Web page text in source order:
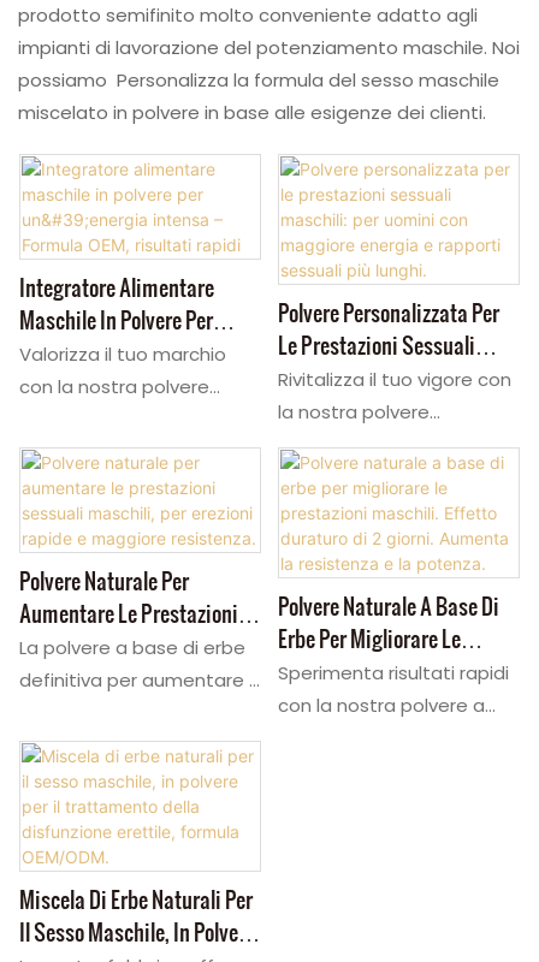
prodotto semifinito molto conveniente adatto agli
impianti di lavorazione del potenziamento maschile. Noi
possiamo Personalizza la formula del sesso maschile
miscelato in polvere in base alle esigenze dei clienti.
Integratore Alimentare
Maschile In Polvere Per
Un'energia Intensa – Formula
OEM, Risultati Rapidi
Valorizza il tuo marchio
con la nostra polvere
sfusa. Questa potente
polvere a base di erbe per
aumentare il desiderio
sessuale combina i più
potenti afrodisiaci naturali
per risultati rapidi. Come
polvere premium per una
forte energia maschile,
sessuale e sulle esigenze
specifiche degli uomini.
Ideale per capsule o
bevande, personalizziamo
le formule per il tuo
mercato.
Polvere Personalizzata Per
Le Prestazioni Sessuali
Maschili: Per Uomini Con
Maggiore Energia E Rapporti
Sessuali Più Lunghi.
Rivitalizza il tuo vigore con
la nostra polvere
personalizzata per le
prestazioni sessuali
maschili. Questo booster
maschile avanzato
combina una potente
polvere a base di erbe che
stimola il desiderio per una
maggiore resistenza.
Sperimenta la polvere
Polvere Naturale Per
Aumentare Le Prestazioni
Sessuali Maschili, Per
Erezioni Rapide E Maggiore
La polvere a base di erbe
definitiva per aumentare il
maschile. Questo booster
maschile fornisce energia
istantanea e resistenza
duratura. Una polvere pura
per una forte energia
maschile, supporta la
salute sessuale maschile.
Polvere Naturale A Base Di
Erbe Per Migliorare Le
Prestazioni Maschili. Effetto
Duraturo Di 2 Giorni.
Sperimenta risultati rapidi
con la nostra polvere a
Miscela Di Erbe Naturali Per
Il Sesso Maschile, In Polvere